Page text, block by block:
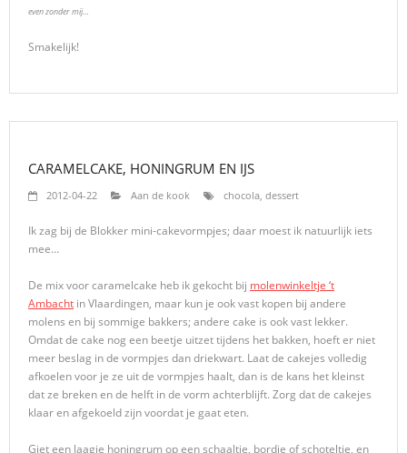
even zonder mij…
Smakelijk!
CARAMELCAKE, HONINGRUM EN IJS
2012-04-22 Aan de kook chocola, dessert
Ik zag bij de Blokker mini-cakevormpjes; daar moest ik natuurlijk iets
mee…
De mix voor caramelcake heb ik gekocht bij molenwinkeltje ‘t
Ambacht in Vlaardingen, maar kun je ook vast kopen bij andere
molens en bij sommige bakkers; andere cake is ook vast lekker.
Omdat de cake nog een beetje uitzet tijdens het bakken, hoeft er niet
meer beslag in de vormpjes dan driekwart. Laat de cakejes volledig
afkoelen voor je ze uit de vormpjes haalt, dan is de kans het kleinst
dat ze breken en de helft in de vorm achterblijft. Zorg dat de cakejes
klaar en afgekoeld zijn voordat je gaat eten.
Giet een laagje honingrum op een schaaltje, bordje of schoteltje, en